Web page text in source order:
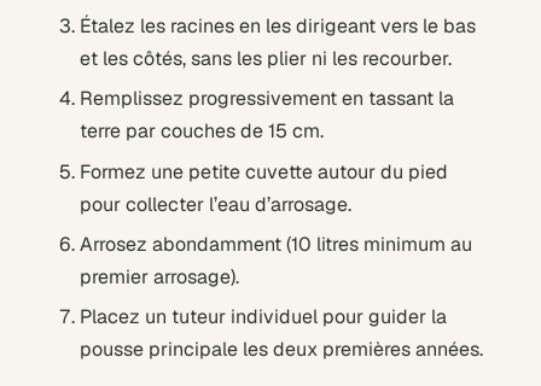
Étalez les racines en les dirigeant vers le bas
et les côtés, sans les plier ni les recourber.
Remplissez progressivement en tassant la
terre par couches de 15 cm.
Formez une petite cuvette autour du pied
pour collecter l’eau d’arrosage.
Arrosez abondamment (10 litres minimum au
premier arrosage).
Placez un tuteur individuel pour guider la
pousse principale les deux premières années.